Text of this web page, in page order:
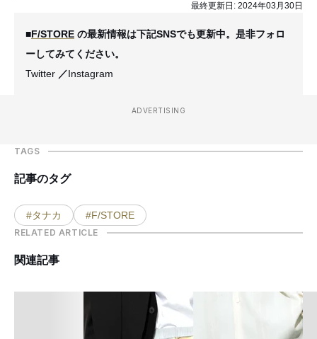
最終更新日: 2024年03月30日
■F/STORE の最新情報は下記SNSでも更新中。是非フォロ
ーしてみてください。
Twitter ／Instagram
ADVERTISING
TAGS
記事のタグ
#タナカ #F/STORE
RELATED ARTICLE
関連記事